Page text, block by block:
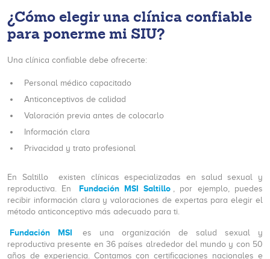
¿Cómo elegir una clínica confiable
para ponerme mi SIU?
Una clínica confiable debe ofrecerte:
Personal médico capacitado
Anticonceptivos de calidad
Valoración previa antes de colocarlo
Información clara
Privacidad y trato profesional
En Saltillo existen clínicas especializadas en salud sexual y
reproductiva. En
Fundación MSI Saltillo , por ejemplo, puedes
recibir información clara y valoraciones de expertas para elegir el
método anticonceptivo más adecuado para ti.
Fundación MSI
es una organización de salud sexual y
reproductiva presente en 36 países alrededor del mundo y con 50
años de experiencia. Contamos con certificaciones nacionales e